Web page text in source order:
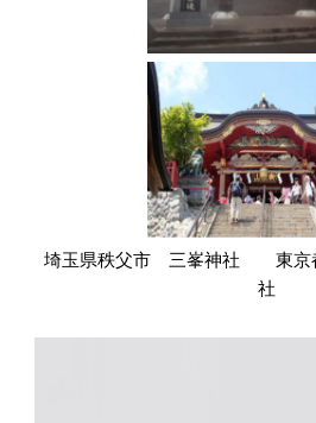
埼玉県秩父市 三峯神社 東京
社